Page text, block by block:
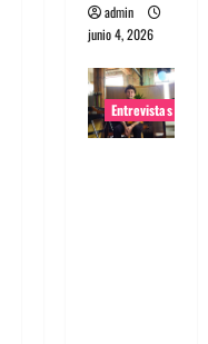
admin
junio 4, 2026
Entrevistas